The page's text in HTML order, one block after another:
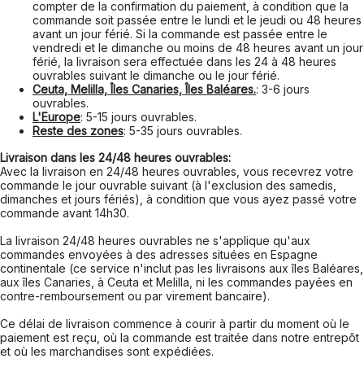
compter de la confirmation du paiement, à condition que la
commande soit passée entre le lundi et le jeudi ou 48 heures
avant un jour férié. Si la commande est passée entre le
vendredi et le dimanche ou moins de 48 heures avant un jour
férié, la livraison sera effectuée dans les 24 à 48 heures
ouvrables suivant le dimanche ou le jour férié.
Ceuta, Melilla, Îles Canaries, Îles Baléares.: 3-6 jours
ouvrables.
L'Europe: 5-15 jours ouvrables.
Reste des zones: 5-35 jours ouvrables.
Livraison dans les 24/48 heures ouvrables:
Avec la livraison en 24/48 heures ouvrables, vous recevrez votre
commande le jour ouvrable suivant (à l'exclusion des samedis,
dimanches et jours fériés), à condition que vous ayez passé votre
commande avant 14h30.
La livraison 24/48 heures ouvrables ne s'applique qu'aux
commandes envoyées à des adresses situées en Espagne
continentale (ce service n'inclut pas les livraisons aux îles Baléares,
aux îles Canaries, à Ceuta et Melilla, ni les commandes payées en
contre-remboursement ou par virement bancaire).
Ce délai de livraison commence à courir à partir du moment où le
paiement est reçu, où la commande est traitée dans notre entrepôt
et où les marchandises sont expédiées.